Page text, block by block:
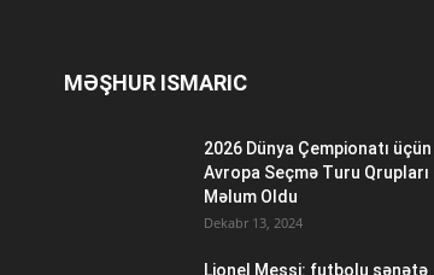
MƏŞHUR ISMARIC
2026 Dünya Çempionatı üçün
Avropa Seçmə Turu Qrupları
Məlum Oldu
Dekabr 13, 2024
Lionel Messi: futbolu sənətə